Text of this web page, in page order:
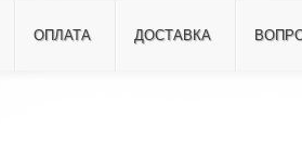
ОПЛАТА ДОСТАВКА